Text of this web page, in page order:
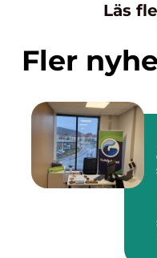
Läs
Fler